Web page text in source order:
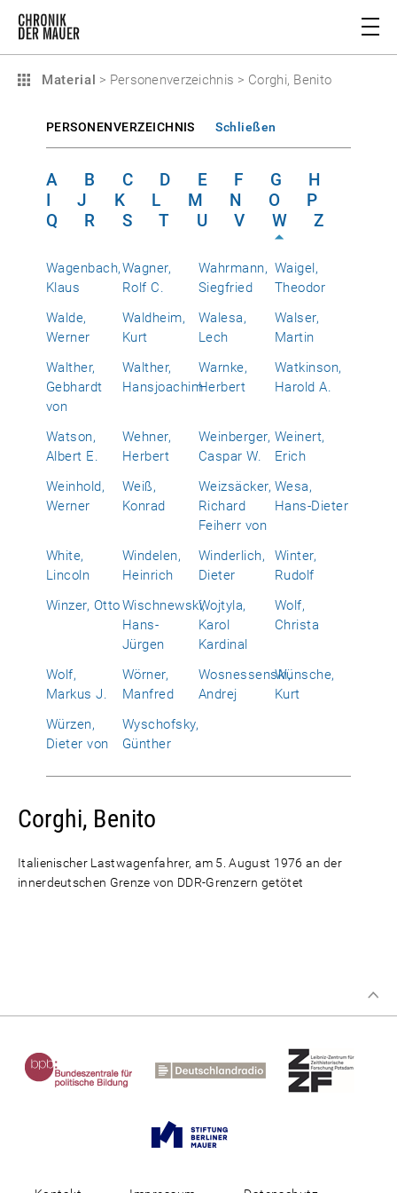
Material > Personenverzeichnis > Corghi, Benito
PERSONENVERZEICHNIS Schließen
A B C D E F G
H
I
J K L M N O
P
Q
R S T U V W Z
Wagenbach,
Klaus
Wagner,
Rolf C.
Wahrmann,
Siegfried
Waigel,
Theodor
Walde,
Werner
Waldheim,
Kurt
Walesa,
Lech
Walser,
Martin
Walther,
Gebhardt
von
Walther,
Hansjoachim
Warnke,
Herbert
Watkinson,
Harold A.
Watson,
Albert E.
Wehner,
Herbert
Weinberger,
Caspar W.
Weinert,
Erich
Weinhold,
Werner
Weiß,
Konrad
Weizsäcker,
Richard
Feiherr von
Wesa,
Hans-Dieter
White,
Lincoln
Windelen,
Heinrich
Winderlich,
Dieter
Winter,
Rudolf
Winzer, OttoWischnewski,
Hans-
Jürgen
Wojtyla,
Karol
Kardinal
Wolf,
Christa
Wolf,
Markus J.
Wörner,
Manfred
Wosnessenski,
Andrej
Wünsche,
Kurt
Würzen,
Dieter von
Wyschofsky,
Günther
Corghi, Benito
Italienischer Lastwagenfahrer, am 5. August 1976 an der
innerdeutschen Grenze von DDR-Grenzern getötet